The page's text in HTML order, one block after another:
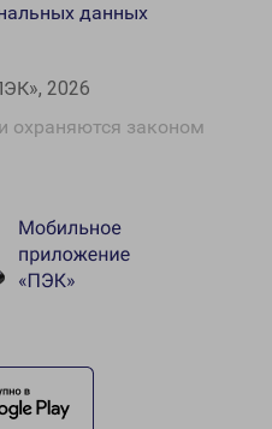
2026
охраняются законом
данных